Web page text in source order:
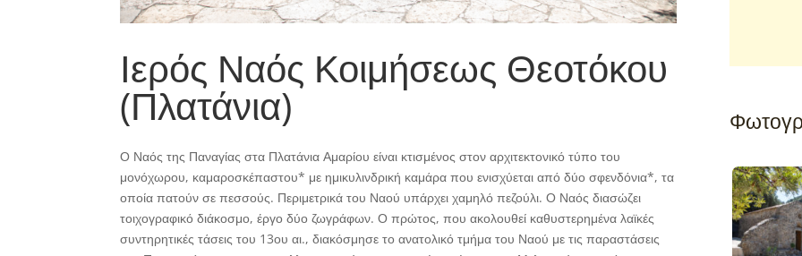
Ιερός Ναός Κοιμήσεως Θεοτόκου
(Πλατάνια)
Ο Ναός της Παναγίας στα Πλατάνια Αμαρίου είναι κτισμένος στον αρχιτεκτονικό τύπο του
μονόχωρου, καμαροσκέπαστου* με ημικυλινδρική καμάρα που ενισχύεται από δύο σφενδόνια*, τα
οποία πατούν σε πεσσούς. Περιμετρικά του Ναού υπάρχει χαμηλό πεζούλι. Ο Ναός διασώζει
τοιχογραφικό διάκοσμο, έργο δύο ζωγράφων. Ο πρώτος, που ακολουθεί καθυστερημένα λαϊκές
συντηρητικές τάσεις του 13ου αι., διακόσμησε το ανατολικό τμήμα του Ναού με τις παραστάσεις